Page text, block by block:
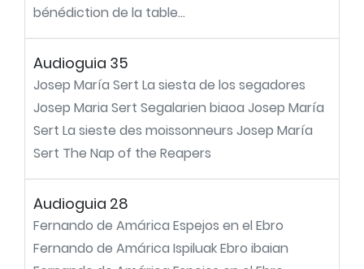
bénédiction de la table...
Audioguia 35
Josep María Sert La siesta de los segadores
Josep Maria Sert Segalarien biaoa Josep María
Sert La sieste des moissonneurs Josep María
Sert The Nap of the Reapers
Audioguia 28
Fernando de Amárica Espejos en el Ebro
Fernando de Amárica Ispiluak Ebro ibaian